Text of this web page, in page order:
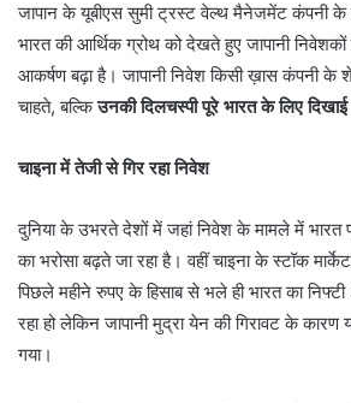
जापान के यूबीएस सुमी ट्रस्ट वेल्थ मैनेजमेंट कंपनी के
भारत की आर्थिक ग्रोथ को देखते हुए जापानी निवेशकों
आकर्षण बढ़ा है। जापानी निवेश किसी ख़ास कंपनी के
चाहते, बल्किउनकी दिलचस्पी पूरे भारत के लिए दिखाई
चाइना में तेजी से गिर रहा निवेश
दुनिया के उभरते देशों में जहां निवेश के मामले में भारत
का भरोसा बढ़ते जा रहा है। वहीं चाइना के स्टॉक
पिछले महीने रुपए के हिसाब से भले ही भारत का
रहा हो लेकिन जापानी मुद्रा येन की गिरावट के
गया।